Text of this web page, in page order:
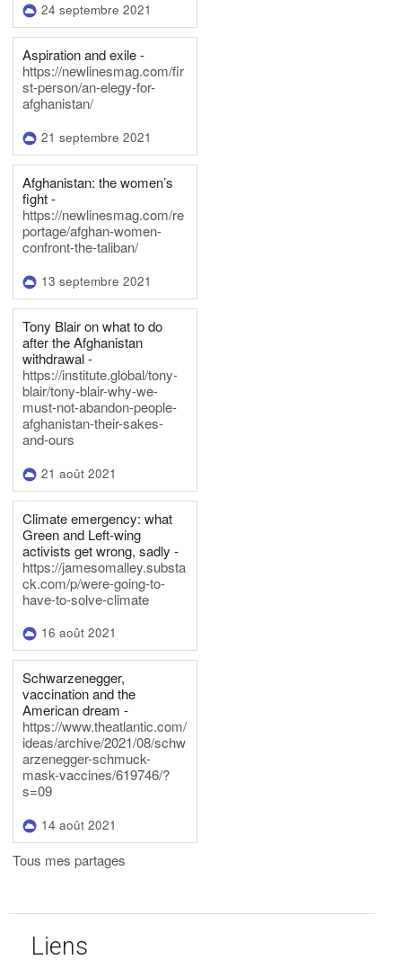
24 septembre 2021
Aspiration and exile -
https://newlinesmag.com/fir
st-person/an-elegy-for-
afghanistan/
21 septembre 2021
Afghanistan: the women’s
fight -
https://newlinesmag.com/re
portage/afghan-women-
confront-the-taliban/
13 septembre 2021
Tony Blair on what to do
after the Afghanistan
withdrawal -
https://institute.global/tony-
blair/tony-blair-why-we-
must-not-abandon-people-
afghanistan-their-sakes-
and-ours
21 août 2021
Climate emergency: what
Green and Left-wing
activists get wrong, sadly -
https://jamesomalley.substa
ck.com/p/were-going-to-
have-to-solve-climate
16 août 2021
Schwarzenegger,
vaccination and the
American dream -
https://www.theatlantic.com/
ideas/archive/2021/08/schw
arzenegger-schmuck-
mask-vaccines/619746/?
s=09
14 août 2021
Tous mes partages
Liens